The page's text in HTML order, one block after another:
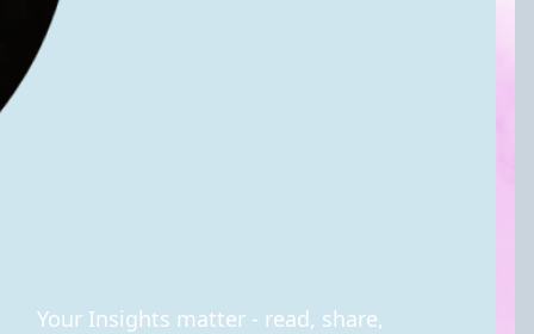
Your Insights matter - read, share,